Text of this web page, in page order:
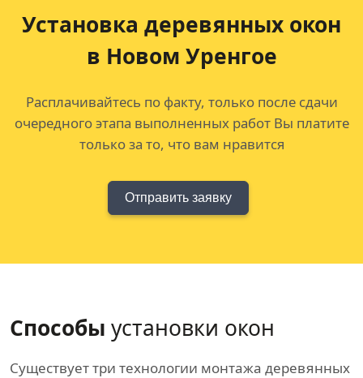
Установка деревянных окон
в Новом Уренгое
Расплачивайтесь по факту, только после сдачи
очередного этапа выполненных работ Вы платите
только за то, что вам нравится
Отправить заявку
Способы установки окон
Существует три технологии монтажа деревянных